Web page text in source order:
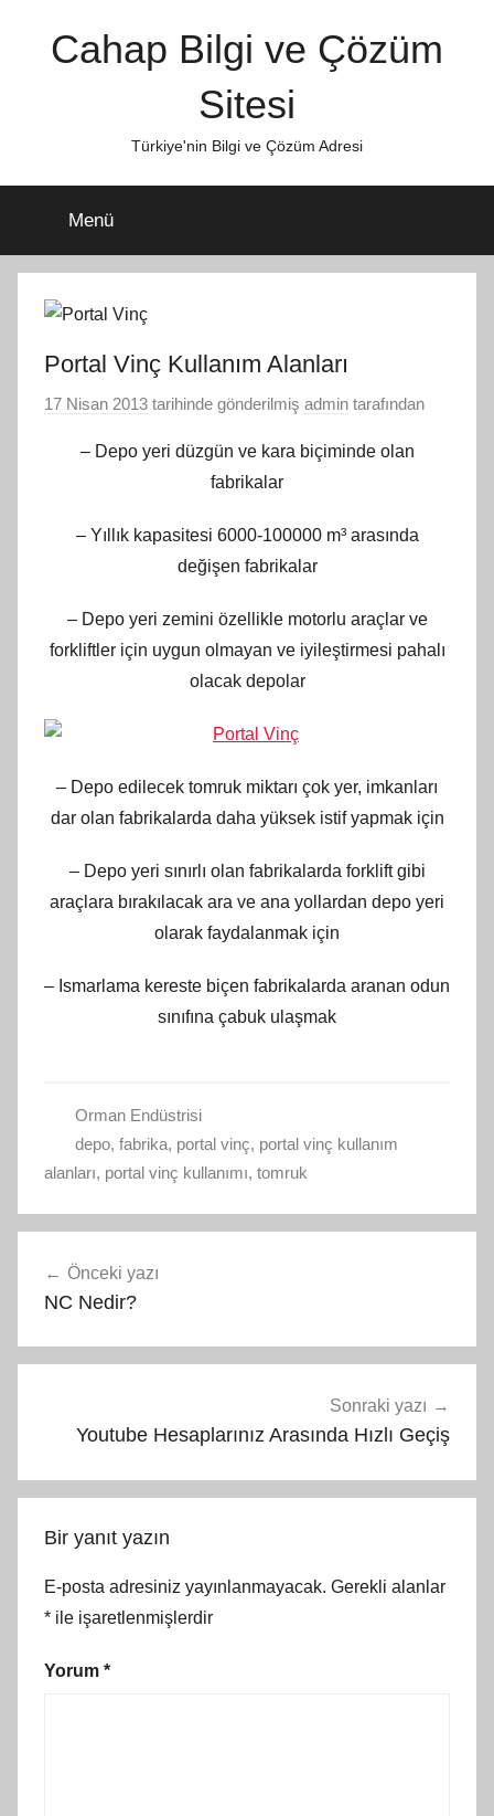
Cahap Bilgi ve Çözüm
Sitesi
Türkiye'nin Bilgi ve Çözüm Adresi
Menü
Portal Vinç Kullanım Alanları
17 Nisan 2013 tarihinde gönderilmiş admin tarafından
– Depo yeri düzgün ve kara biçiminde olan
fabrikalar
– Yıllık kapasitesi 6000-100000 m³ arasında
değişen fabrikalar
– Depo yeri zemini özellikle motorlu araçlar ve
forkliftler için uygun olmayan ve iyileştirmesi pahalı
olacak depolar
– Depo edilecek tomruk miktarı çok yer, imkanları
dar olan fabrikalarda daha yüksek istif yapmak için
– Depo yeri sınırlı olan fabrikalarda forklift gibi
araçlara bırakılacak ara ve ana yollardan depo yeri
olarak faydalanmak için
– Ismarlama kereste biçen fabrikalarda aranan odun
sınıfına çabuk ulaşmak
Orman Endüstrisi
depo, fabrika, portal vinç, portal vinç kullanım
alanları, portal vinç kullanımı, tomruk
gezinmesi
Önceki yazı
NC Nedir?
Sonraki yazı
Youtube Hesaplarınız Arasında Hızlı Geçiş
Bir yanıt yazın
E-posta adresiniz yayınlanmayacak. Gerekli alanlar
* ile işaretlenmişlerdir
Yorum *